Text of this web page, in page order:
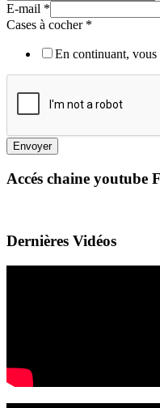
E-mail *
Cases à cocher *
En continuant,
Envoyer
Accés chaine youtube
Dernières Vidéos